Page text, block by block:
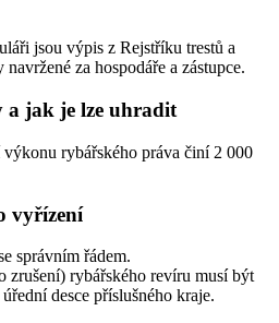
jsou výpis z Rejstříku trestů a
za hospodáře a zástupce.
a jak je lze uhradit
rybářského práva činí 2 000
vyřízení
správním řádem.
zrušení) rybářského revíru musí být
desce příslušného kraje.